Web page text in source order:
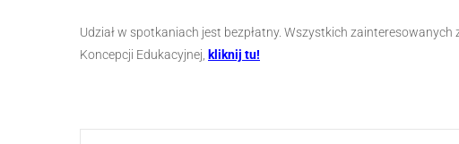
Udział w spotkaniach jest bezpłatny. Wszystkich
Koncepcji Edukacyjnej, kliknij tu!